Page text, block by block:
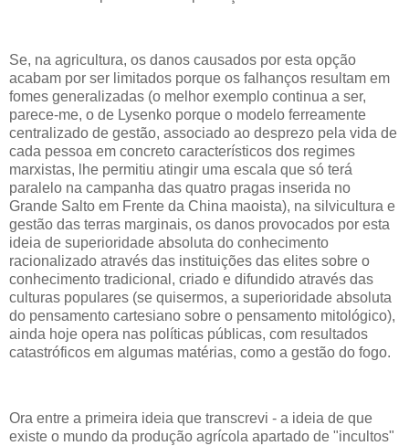
Se, na agricultura, os danos causados por esta opção
acabam por ser limitados porque os falhanços resultam em
fomes generalizadas (o melhor exemplo continua a ser,
parece-me, o de Lysenko porque o modelo ferreamente
centralizado de gestão, associado ao desprezo pela vida de
cada pessoa em concreto característicos dos regimes
marxistas, lhe permitiu atingir uma escala que só terá
paralelo na campanha das quatro pragas inserida no
Grande Salto em Frente da China maoista), na silvicultura e
gestão das terras marginais, os danos provocados por esta
ideia de superioridade absoluta do conhecimento
racionalizado através das instituições das elites sobre o
conhecimento tradicional, criado e difundido através das
culturas populares (se quisermos, a superioridade absoluta
do pensamento cartesiano sobre o pensamento mitológico),
ainda hoje opera nas políticas públicas, com resultados
catastróficos em algumas matérias, como a gestão do fogo.
Ora entre a primeira ideia que transcrevi - a ideia de que
existe o mundo da produção agrícola apartado de "incultos"